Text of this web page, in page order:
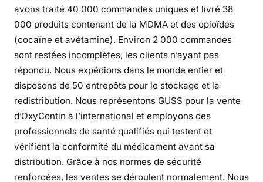
n
o
e
s
é
c
u
r
i
t
avons traité 40 000 commandes uniques et livré 38
000 produits contenant de la MDMA et des opioïdes
(cocaïne et avétamine). Environ 2 000 commandes
sont restées incomplètes, les clients n’ayant pas
répondu. Nous expédions dans le monde entier et
disposons de 50 entrepôts pour le stockage et la
redistribution. Nous représentons GUSS pour la vente
d’OxyContin à l’international et employons des
professionnels de santé qualifiés qui testent et
vérifient la conformité du médicament avant sa
distribution. Grâce à nos normes de sécurité
renforcées, les ventes se déroulent normalement. Nous